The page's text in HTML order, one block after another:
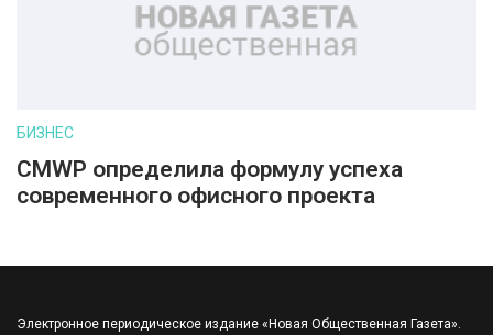
БИЗНЕС
CMWP определила формулу успеха
современного офисного проекта
Электронное периодическое издание «Новая Общественная Газета».